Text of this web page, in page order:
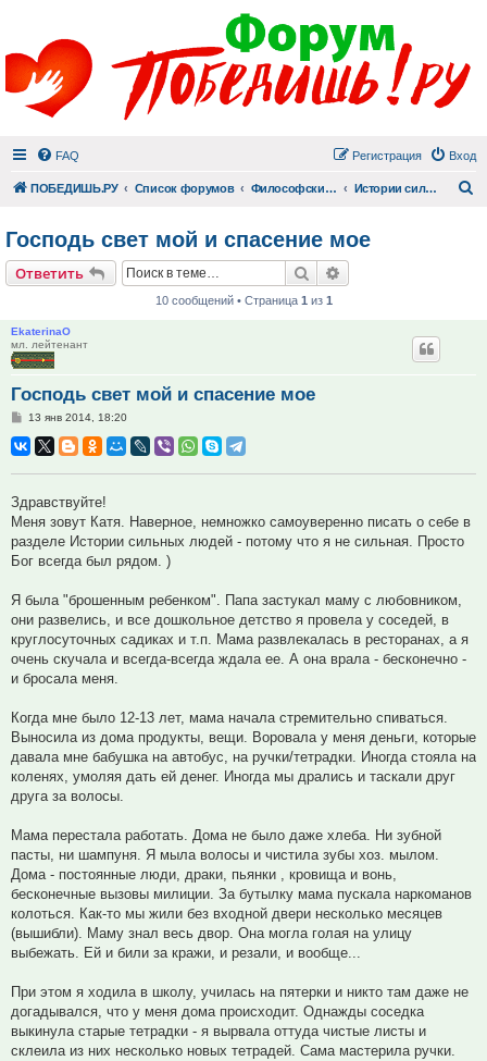
FAQ Вход
Регистрация
ПОБЕДИШЬ.РУ Список форумов Философский раздел Истории сильных людей
Господь свет мой и спасение мое
Ответить Поиск
10 сообщений • Страница 1 из 1
EkaterinaO
мл. лейтенант
Господь свет мой и спасение мое
Сообщение
13 янв 2014, 18:20
Здравствуйте!
Меня зовут Катя. Наверное, немножко самоуверенно писать о себе в
разделе Истории сильных людей - потому что я не сильная. Просто
Бог всегда был рядом. )
Я была "брошенным ребенком". Папа застукал маму с любовником,
они развелись, и все дошкольное детство я провела у соседей, в
круглосуточных садиках и т.п. Мама развлекалась в ресторанах, а я
очень скучала и всегда-всегда ждала ее. А она врала - бесконечно -
и бросала меня.
Когда мне было 12-13 лет, мама начала стремительно спиваться.
Выносила из дома продукты, вещи. Воровала у меня деньги, которые
давала мне бабушка на автобус, на ручки/тетрадки. Иногда стояла на
коленях, умоляя дать ей денег. Иногда мы дрались и таскали друг
друга за волосы.
Мама перестала работать. Дома не было даже хлеба. Ни зубной
пасты, ни шампуня. Я мыла волосы и чистила зубы хоз. мылом.
Дома - постоянные люди, драки, пьянки , кровища и вонь,
бесконечные вызовы милиции. За бутылку мама пускала наркоманов
колоться. Как-то мы жили без входной двери несколько месяцев
(вышибли). Маму знал весь двор. Она могла голая на улицу
выбежать. Ей и били за кражи, и резали, и вообще...
При этом я ходила в школу, училась на пятерки и никто там даже не
догадывался, что у меня дома происходит. Однажды соседка
выкинула старые тетрадки - я вырвала оттуда чистые листы и
склеила из них несколько новых тетрадей. Сама мастерила ручки.